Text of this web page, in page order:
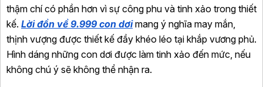
thậm chí có phần hơn vì sự công phu và tinh xảo trong thiết
kế. Lời đồn về 9.999 con dơimang ý nghĩa may mắn,
thịnh vượng được thiết kế đầy khéo léo tại khắp vương phủ.
Hình dáng những con dơi được làm tinh xảo đến mức, nếu
không chú ý sẽ không thể nhận ra.